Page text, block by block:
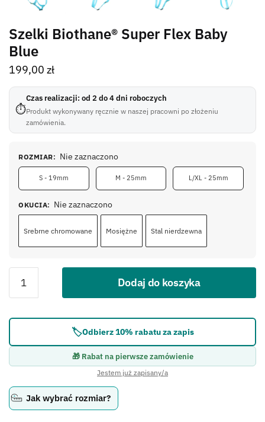
Szelki Biothane® Super Flex Baby
Blue
199,00 zł
⏱
Czas realizacji: od 2 do 4 dni roboczych
Produkt wykonywany ręcznie w naszej pracowni po złożeniu
zamówienia.
ROZMIAR: Nie zaznaczono
S - 19mm M - 25mm L/XL - 25mm
OKUCIA: Nie zaznaczono
Srebrne chromowane Mosiężne Stal nierdzewna
Dodaj do koszyka
🏷️Odbierz 10% rabatu za zapis
🎁 Rabat na pierwsze zamówienie
Jestem już zapisany/a
Jak wybrać rozmiar?